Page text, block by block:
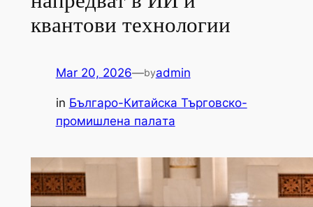
квантови технологии
Mar 20, 2026—byadmin
in Българо-Китайска Търговско-
промишлена палaта